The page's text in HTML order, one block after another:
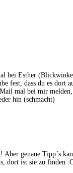
bei Esther
fest, dass du es dort
mal bei mir
hin (schmacht)
genaue Tipp´s
dort ist sie zu finden